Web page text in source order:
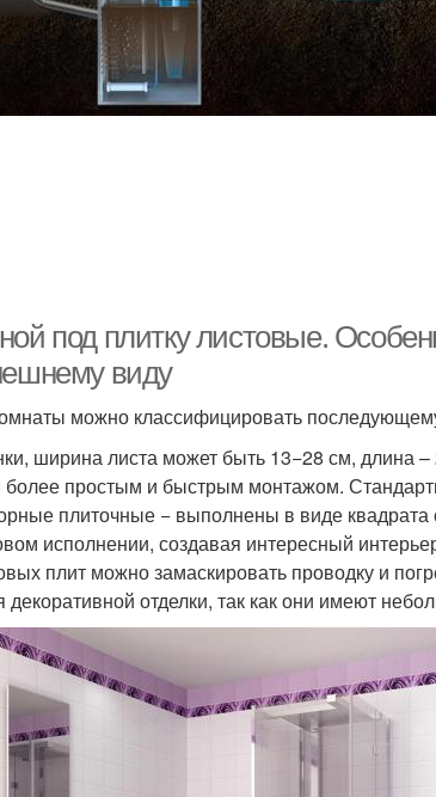
под плитку листовые.
виду
можно классифицировать
ширина листа может быть 13−28 см, длина
простым и быстрым монтажом.
плиточные − выполнены в виде квадрата
исполнении, создавая интересный
плит можно замаскировать проводку и
отделки, так как они имеют